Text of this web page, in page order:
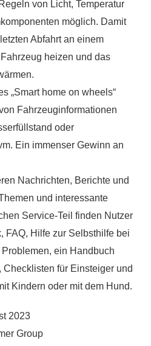
von Licht, Temperatur
möglich. Damit
Abfahrt an einem
heizen und das
„Smart home on wheels“
Fahrzeuginformationen
oder
Ein immenser Gewinn an
Nachrichten, Berichte und
und interessante
Service-Teil finden Nutzer
FAQ, Hilfe zur Selbsthilfe bei
ein Handbuch
für Einsteiger und
Kindern oder mit dem Hund.
2023
Group